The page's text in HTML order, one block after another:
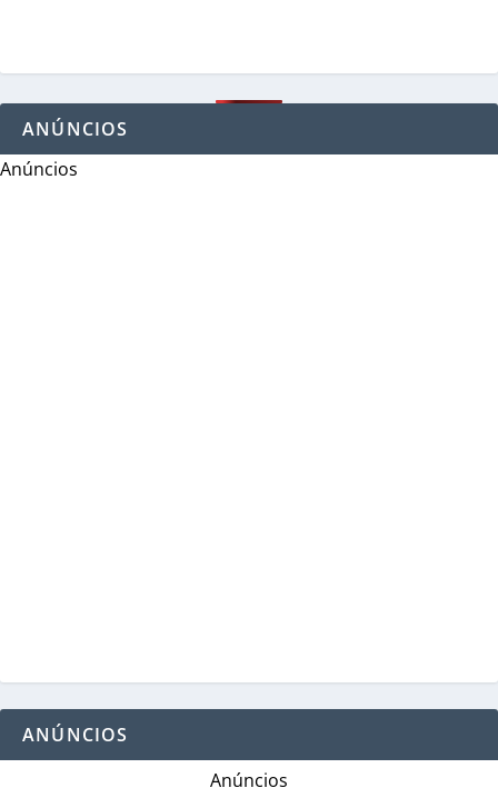
ANÚNCIOS
Anúncios
ANÚNCIOS
Anúncios